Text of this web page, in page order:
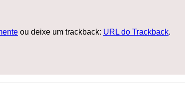
ou deixe um trackback: URL do Trackback.